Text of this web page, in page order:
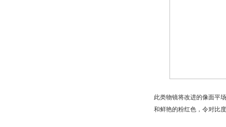
此类物镜将改进的像面平
和鲜艳的粉红色，令对比